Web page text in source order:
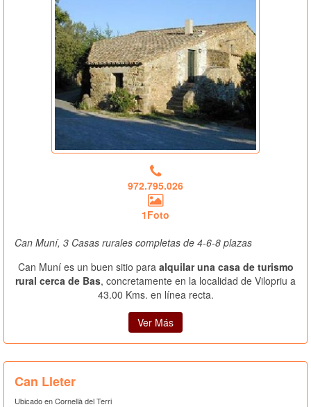
972.795.026
1Foto
Can Muní, 3 Casas rurales completas de 4-6-8 plazas
Can Muní es un buen sitio para alquilar una casa de turismo
rural cerca de Bas, concretamente en la localidad de Vilopriu a
43.00 Kms. en línea recta.
Ver Más
Can Lleter
Ubicado en Cornellà del Terri